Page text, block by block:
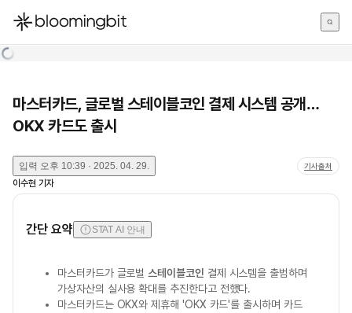
한국어
마스터카드, 글로벌 스테이블코인 결제 시스템 공개…
OKX 카드도 출시
입력 오후 10:39 · 2025. 04. 29. 기사출처
이수현 기자
간단 요약 STAT AI 안내
마스터카드가 글로벌 스테이블코인 결제 시스템을 출범하며
가상자산의 실사용 확대를 추진한다고 전했다.
마스터카드는 OKX와 제휴해 'OKX 카드'를 출시하며 카드